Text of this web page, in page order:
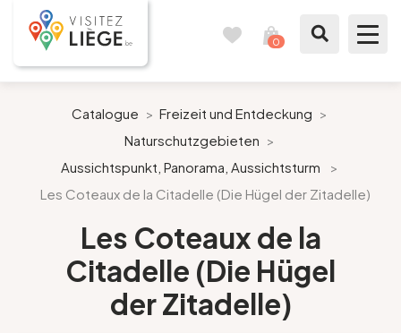
0
Wie ein Bürger von Lüttich
Meinen Aufenthalt vorbereiten
Unsere Vorschläge
Catalogue > Freizeit und Entdeckung >
Naturschutzgebieten >
Aussichtspunkt, Panorama, Aussichtsturm
>
Les Coteaux de la Citadelle (Die Hügel der Zitadelle)
Les Coteaux de la
Citadelle (Die Hügel
der Zitadelle)